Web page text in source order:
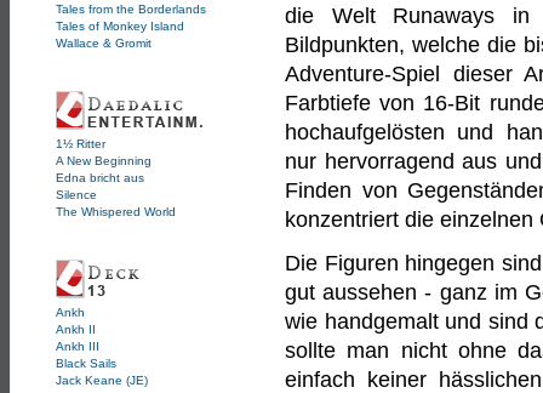
Tales from the Borderlands
Tales of Monkey Island
Wallace & Gromit
1½ Ritter
A New Beginning
Edna bricht aus
Silence
The Whispered World
Ankh
Ankh II
Ankh III
Black Sails
Jack Keane (JE)
die Welt Runaways in
Bildpunkten, welche die
Adventure-Spiel dieser
Farbtiefe von 16-Bit
hochaufgelösten und
nur hervorragend aus
Finden von
konzentriert die
Die Figuren hingegen
gut aussehen - ganz im
wie handgemalt und sind
sollte man nicht ohne
einfach keiner